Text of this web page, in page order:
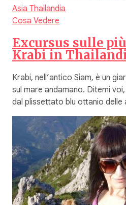
Asia Thailandia
Cosa Vedere
Excursus sulle
Krabi in
Krabi, nell’antico Siam, è un
sul mare andamano. Ditemi
dal plissettato blu ottanio delle